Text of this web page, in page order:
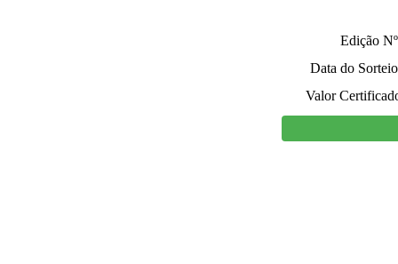
Edição
Data do
Valor